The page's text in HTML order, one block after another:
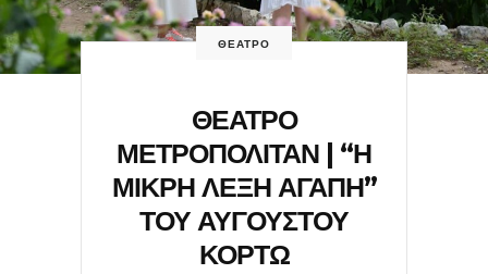
ΘΕΑΤΡΟ
ΘΕΑΤΡΟ
ΜΕΤΡΟΠΟΛΙΤΑΝ | “Η
ΜΙΚΡΗ ΛΕΞΗ ΑΓΑΠΗ”
ΤΟΥ ΑΥΓΟΥΣΤΟΥ
ΚΟΡΤΩ